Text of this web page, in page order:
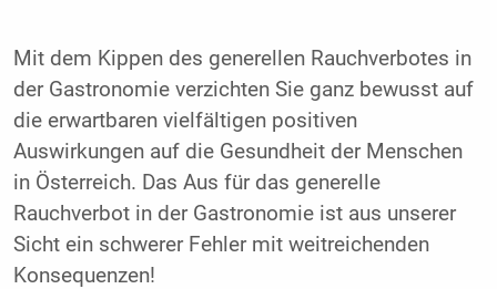
Mit dem Kippen des generellen Rauchverbotes in
der Gastronomie verzichten Sie ganz bewusst auf
die erwartbaren vielfältigen positiven
Auswirkungen auf die Gesundheit der Menschen
in Österreich. Das Aus für das generelle
Rauchverbot in der Gastronomie ist aus unserer
Sicht ein schwerer Fehler mit weitreichenden
Konsequenzen!